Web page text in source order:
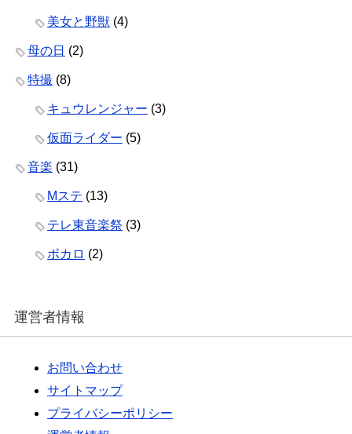
美女と野獣 (4)
母の日 (2)
特撮 (8)
キュウレンジャー (3)
仮面ライダー (5)
音楽 (31)
Mステ (13)
テレ東音楽祭 (3)
ボカロ (2)
運営者情報
お問い合わせ
サイトマップ
プライバシーポリシー